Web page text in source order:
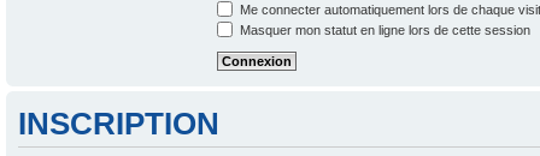
Me connecter automatiquement lors de chaque
Masquer mon statut en ligne lors de cette session
INSCRIPTION